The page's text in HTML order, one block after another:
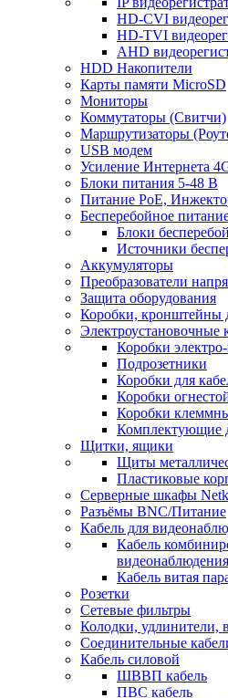
HD-CVI
HD-TVI
AHD
HDD Накопители
Карты памяти MicroSD
Мониторы
Коммутаторы (Свитчи)
Маршрутизаторы
USB модем
Усиление Интернета
Блоки питания 5-48 В
Питание PoE,
Бесперебойное
Блоки
Источники
Аккумуляторы
Преобразователи
Защита оборудования
Коробки, кронштейны
Электроустановочные
Коробки
Подрозетники
Коробки для
Коробки
Коробки
Комплектующие
Щитки, ящики
Щиты
Пластиковые
Серверные шкафы
Разъёмы BNC/Питание
Кабель для
Кабель
видеонаблюдения
Кабель витая
Розетки
Сетевые фильтры
Колодки, удлинители,
Соединительные
Кабель силовой
ШВВП кабель
ПВС кабель